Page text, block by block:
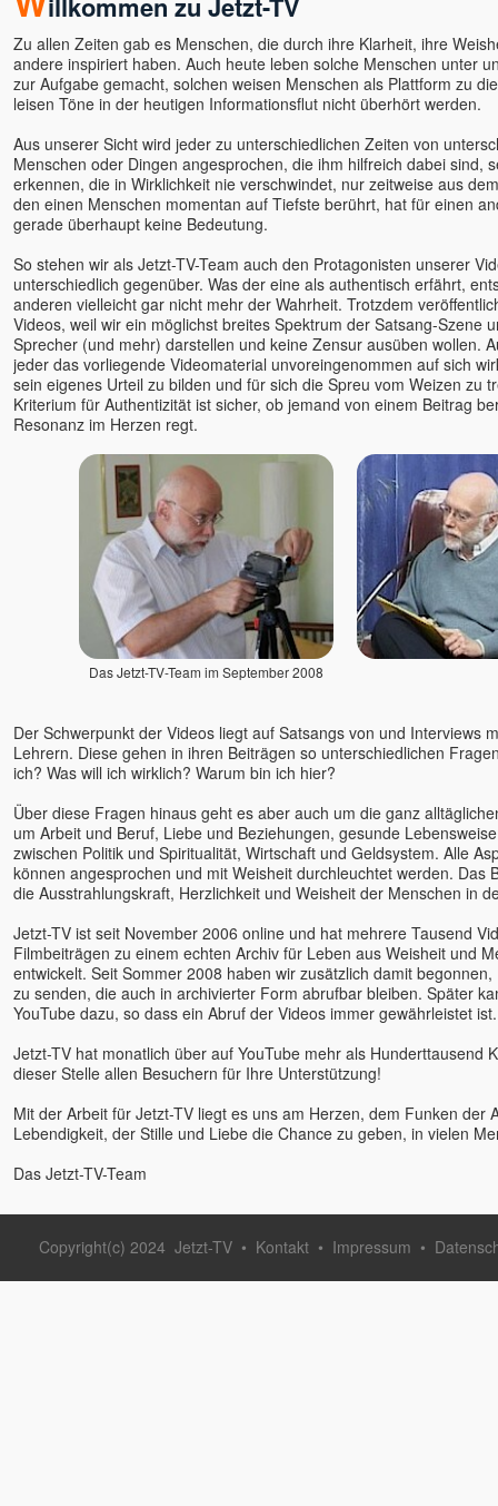
Angaangaq
Angelika Winklhofer
Annette Kaiser
Anushree
Arjuna
Arne Eckert
Astamaya
Avinash u. Gyandeva
Bernie Prior
Bettina Hallifax
Bewusstseinsschule
geistreich
Bhashkar Perinchery
Braum, Slyvia & Franz,
Geistheilung nach Horst
Bruno Würtenberger - Free
Byron Katie
Canela Michelle Meyers
Cara Barbi Lienert
Caro Fischer
Cesar Teruel
Charles Kunow
Christian Meyer
Christine Seidel
Claudia Filkov
Claudius Geiger
Dana Raimann
Daniel Herbst
Daniel Odier
Daniel Rüger
Daniel Stötter
Daniela Schuchardt
Deva Vanessa Van Echten
Devasetu - ORKASIS-
Dhyan Mikael
Dirk Hessel
Zu allen Zeiten gab es Menschen, die durch ihre Klarheit, ihre
andere inspiriert haben. Auch heute leben solche Menschen unter
zur Aufgabe gemacht, solchen weisen Menschen als Plattform zu
leisen Töne in der heutigen Informationsflut nicht überhört werden.
Aus unserer Sicht wird jeder zu unterschiedlichen Zeiten von
Menschen oder Dingen angesprochen, die ihm hilfreich dabei sind,
erkennen, die in Wirklichkeit nie verschwindet, nur zeitweise aus
den einen Menschen momentan auf Tiefste berührt, hat für einen
gerade überhaupt keine Bedeutung.
So stehen wir als Jetzt-TV-Team auch den Protagonisten unserer
unterschiedlich gegenüber. Was der eine als authentisch erfährt,
anderen vielleicht gar nicht mehr der Wahrheit. Trotzdem
Videos, weil wir ein möglichst breites Spektrum der Satsang-Szene
Sprecher (und mehr) darstellen und keine Zensur ausüben wollen.
jeder das vorliegende Videomaterial unvoreingenommen auf sich
sein eigenes Urteil zu bilden und für sich die Spreu vom Weizen zu
Kriterium für Authentizität ist sicher, ob jemand von einem Beitrag
Resonanz im Herzen regt.
Das Jetzt-TV-Team im September 2008
Der Schwerpunkt der Videos liegt auf Satsangs von und Interviews
Lehrern. Diese gehen in ihren Beiträgen so unterschiedlichen
ich? Was will ich wirklich? Warum bin ich hier?
Über diese Fragen hinaus geht es aber auch um die ganz
um Arbeit und Beruf, Liebe und Beziehungen, gesunde
zwischen Politik und Spiritualität, Wirtschaft und Geldsystem. Alle
können angesprochen und mit Weisheit durchleuchtet werden. Das
die Ausstrahlungskraft, Herzlichkeit und Weisheit der Menschen in
Jetzt-TV ist seit November 2006 online und hat mehrere Tausend
Filmbeiträgen zu einem echten Archiv für Leben aus Weisheit und
entwickelt. Seit Sommer 2008 haben wir zusätzlich damit
zu senden, die auch in archivierter Form abrufbar bleiben. Später
YouTube dazu, so dass ein Abruf der Videos immer gewährleistet ist.
Jetzt-TV hat monatlich über auf YouTube mehr als Hunderttausend
dieser Stelle allen Besuchern für Ihre Unterstützung!
Mit der Arbeit für Jetzt-TV liegt es uns am Herzen, dem Funken der
Lebendigkeit, der Stille und Liebe die Chance zu geben, in vielen
Das Jetzt-TV-Team
Copyright(c) 2024 Jetzt-TV • Kontakt • Impressum •